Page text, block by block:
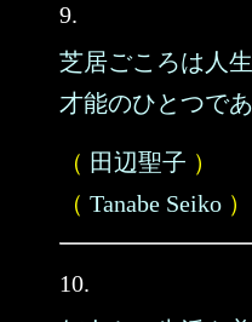
9.
芝居ごころは人
才能のひとつであ
（ 田辺聖子 ）
（ Tanabe Seiko ）
10.